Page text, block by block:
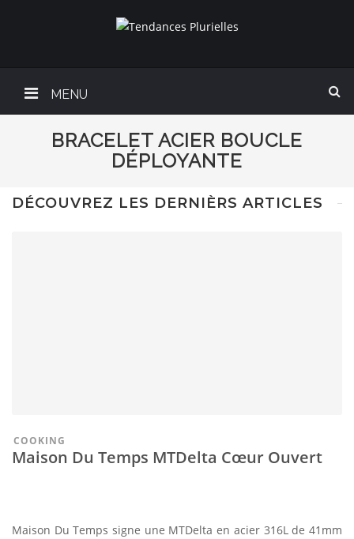
MENU
BRACELET ACIER BOUCLE
DÉPLOYANTE
DÉCOUVREZ LES DERNIÈRS ARTICLES
COOKING
Maison Du Temps MTDelta Cœur Ouvert
Maison Du Temps signe une MTDelta en acier 316L de 41mm